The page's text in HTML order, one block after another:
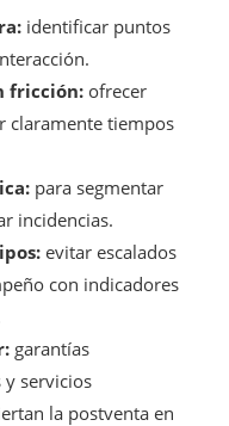
identificar puntos
fricción: ofrecer
claramente tiempos
para segmentar
incidencias.
evitar escalados
con indicadores
garantías
servicios
la postventa en